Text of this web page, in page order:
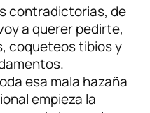
contradictorias, de
a querer pedirte,
coqueteos tibios y
esa mala hazaña
empieza la